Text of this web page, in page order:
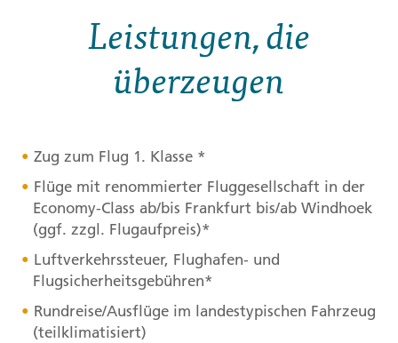
Leistungen, die
überzeugen
Zug zum Flug 1. Klasse *
Flüge mit renommierter Fluggesellschaft in der
Economy-Class ab/bis Frankfurt bis/ab Windhoek
(ggf. zzgl. Flugaufpreis)*
Luftverkehrssteuer, Flughafen- und
Flugsicherheitsgebühren*
Rundreise/Ausflüge im landestypischen Fahrzeug
(teilklimatisiert)